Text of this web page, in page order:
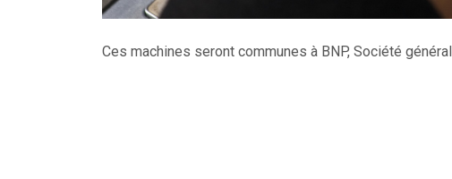
Ces machines seront communes à BNP, Société